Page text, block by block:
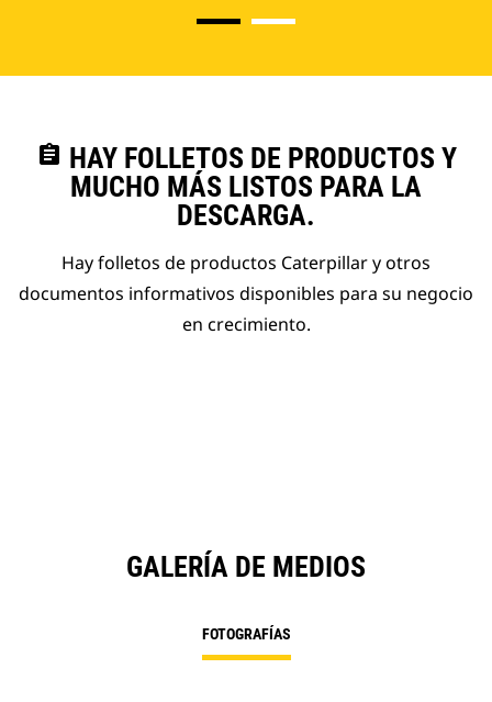
assignment HAY FOLLETOS DE PRODUCTOS Y
MUCHO MÁS LISTOS PARA LA
DESCARGA.
Hay folletos de productos Caterpillar y otros
documentos informativos disponibles para su negocio
en crecimiento.
GALERÍA DE MEDIOS
FOTOGRAFÍAS